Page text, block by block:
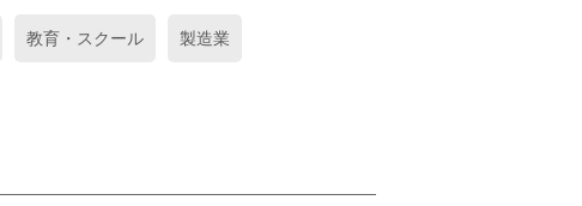
教育・スクール 製造業